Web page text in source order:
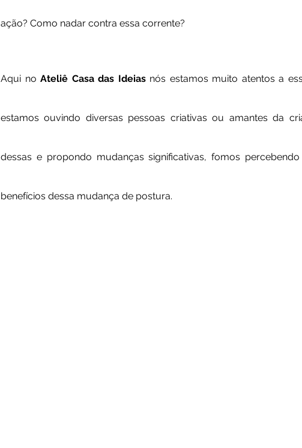
ação? Como nadar contra essa corrente?
Aqui no Ateliê Casa das Ideias nós estamos muito atentos a
estamos ouvindo diversas pessoas criativas ou amantes da
dessas e propondo mudanças significativas, fomos
benefícios dessa mudança de postura.